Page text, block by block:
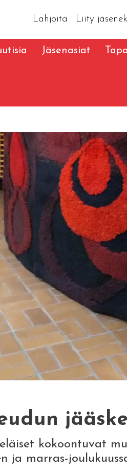
Lahjoita Liity
Jäsenasiat
kokoontuvat
ja marras-